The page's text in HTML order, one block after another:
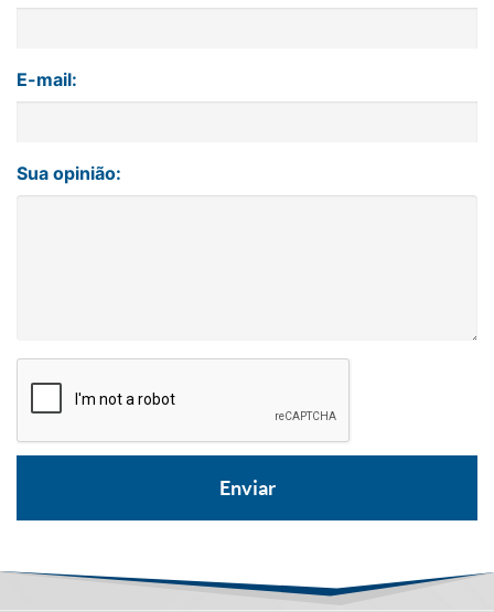
E-mail:
Sua opinião: